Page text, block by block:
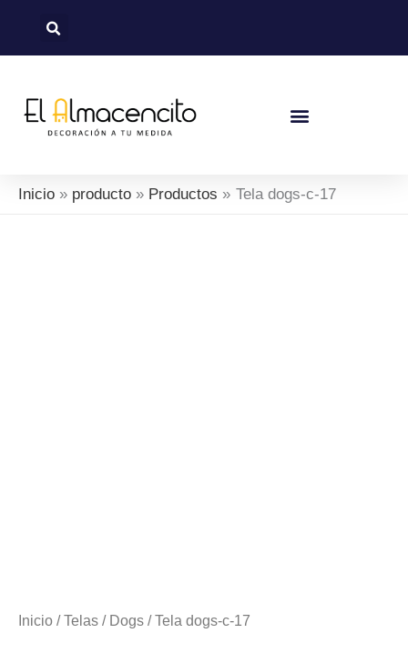
Inicio producto Productos Tela dogs-c-17
Inicio /Telas / Dogs / Tela dogs-c-17